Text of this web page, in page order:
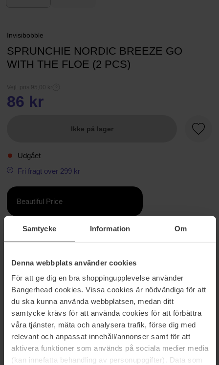
Samtycke Information Om
Denna webbplats använder cookies
För att ge dig en bra shoppingupplevelse använder
Bangerhead cookies. Vissa cookies är nödvändiga för att
du ska kunna använda webbplatsen, medan ditt
samtycke krävs för att använda cookies för att förbättra
våra tjänster, mäta och analysera trafik, förse dig med
relevant och anpassat innehåll/annonser samt för att
aktivera funktioner som används på sociala medier media
(kan innefatta behandling av personuppgifter). Data som
Invisibobble
SPRUNCHIE NORDIC BREEZE GO
WITH THE FLOE (2 PCS)
Vejl. pris 95,00 kr
86 kr
Ikke på lager
Udgået
Fri fragt over 299 kr
Beautiful Price
Information
scrunchies i et let hør-look med smukke, afdæmpede farver.
invisibobble® SPRUNCHIE har en klassisk ORIGINAL, med alle
fordelene fra dette supertalent. Spiralformen gør, at denne
hårelastik holder alle hårlokker sammen, og den er stadig nem at
fjerne.
Invisibobble® SPRUNCHIE er hårtilbehøret til alle lejligheder, og
det ser også godt ud på håndleddet.
Varenummer: 97117